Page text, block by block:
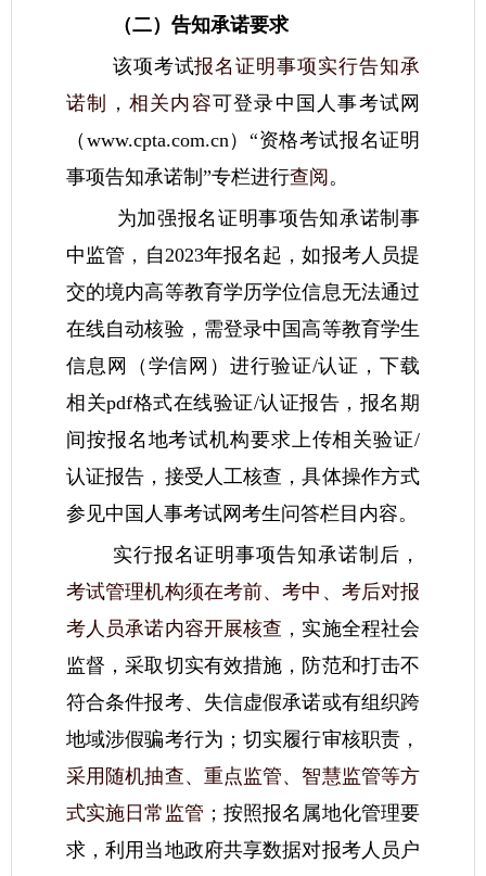
（二）告知承诺要求
该项考试报名证明事项实行告知承
诺制，相关内容可登录中国人事考试网
（www.cpta.com.cn）“资格考试报名证明
事项告知承诺制”专栏进行查阅 。
为加强报名证明事项告知承诺制事
中监管，自2023年报名起，如报考人员提
交的境内高等教育学历学位信息无法通过
在线自动核验，需登录中国高等教育学生
信息网（学信网）进行验证/认证，下载
相关pdf格式在线验证/认证报告，报名期
间按报名地考试机构要求上传相关验证/
认证报告，接受人工核查，具体操作方式
参见中国人事考试网考生问答栏目内容。
实行报名证明事项告知承诺制后，
考试管理机构须在考前、考中、考后对报
考人员承诺内容开展核查， 实施全程社会
监督，采取切实有效措施，防范和打击不
符合条件报考、失信虚假承诺或有组织跨
地域涉假骗考行为；切实履行审核职责，
采用随机抽查、重点监管、智慧监管等方
式实施日常监管 ；按照报名属地化管理要
求，利用当地政府共享数据对报考人员户